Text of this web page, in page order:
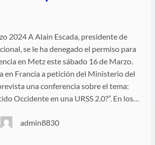
2024 A Alain Escada, presidente de
se le ha denegado el permiso para
en Metz este sábado 16 de Marzo.
en Francia a petición del Ministerio del
una conferencia sobre el tema:
Occidente en una URSS 2.0?”. En los…
admin8830